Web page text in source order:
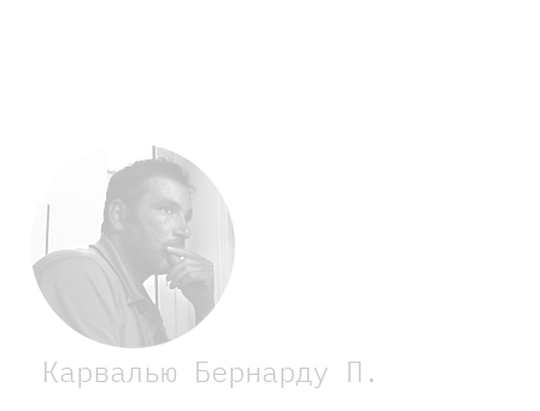
Карвалью Бернарду П.